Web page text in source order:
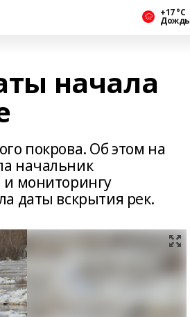
+17 °С
Дождь
начала
покрова. Об этом на
начальник
и мониторингу
даты вскрытия рек.